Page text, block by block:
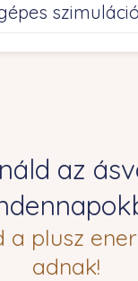
az
a plusz
adnak!